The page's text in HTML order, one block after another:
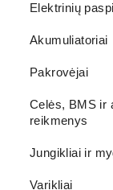
Elektrinių
Akumuliatoriai
Pakrovėjai
Celės, BMS ir
reikmenys
Jungikliai ir
Varikliai